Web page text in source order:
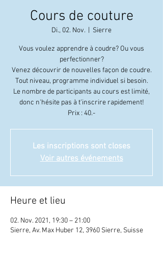
Cours de couture
Di., 02. Nov. Sierre
Vous voulez apprendre à coudre? Ou vous
perfectionner?
Venez découvrir de nouvelles façon de coudre.
Tout niveau, programme individuel si besoin.
Le nombre de participants au cours est limité,
donc n'hésite pas à t'inscrire rapidement!
Prix : 40.-
Les inscriptions sont closes
Voir autres événements
Heure et lieu
02. Nov. 2021, 19:30 – 21:00
Sierre, Av. Max Huber 12, 3960 Sierre, Suisse